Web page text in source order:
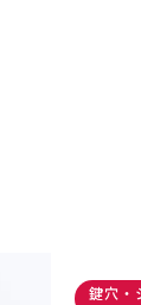
鍵穴・